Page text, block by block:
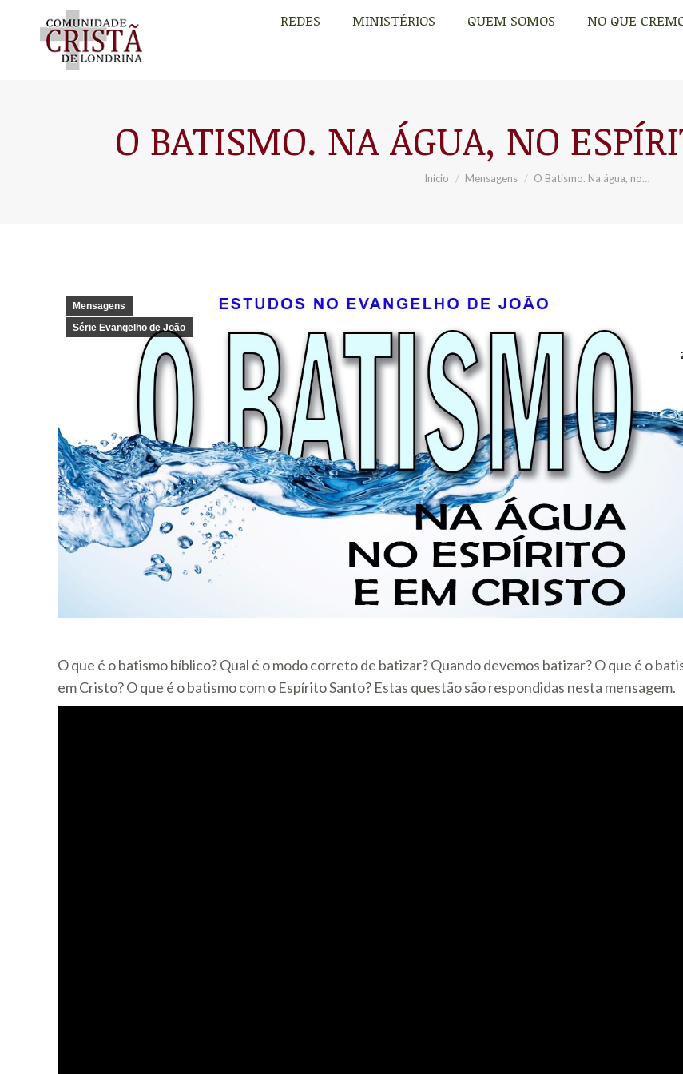
REDES MINISTÉRIOS QUEM SOMOS NO QUE
O BATISMO. NA ÁGUA, NO
Você está aqui:
Início Mensagens O Batismo. Na água, no…
Mensagens
Série Evangelho de João
O que é o batismo bíblico? Qual é o modo correto de batizar? Quando devemos batizar? O que é o
em Cristo? O que é o batismo com o Espírito Santo? Estas questão são respondidas nesta mensagem.
REDES MINISTÉRIOS QUEM SOMOS NO QUE